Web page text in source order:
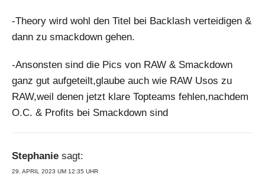
-Theory wird wohl den Titel bei Backlash verteidigen &
dann zu smackdown gehen.
-Ansonsten sind die Pics von RAW & Smackdown
ganz gut aufgeteilt,glaube auch wie RAW Usos zu
RAW,weil denen jetzt klare Topteams fehlen,nachdem
O.C. & Profits bei Smackdown sind
Stephanie sagt:
29. APRIL 2023 UM 12:35 UHR